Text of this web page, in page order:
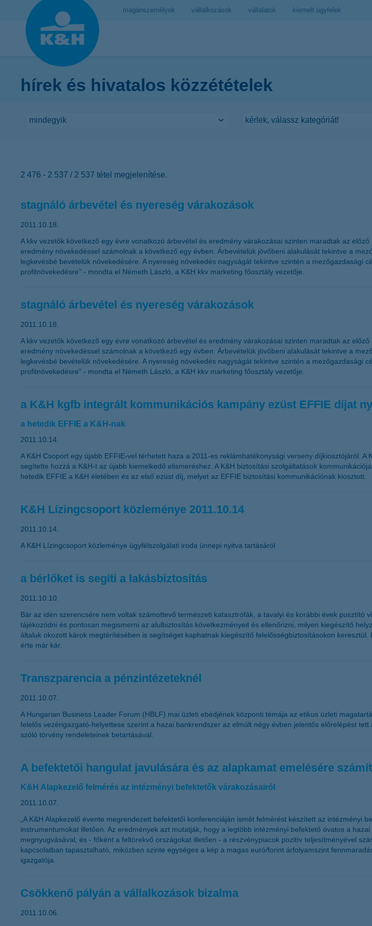
magánszemélyek vállalkozások vállalatok kiemelt ügyfelek
hírek és hivatalos közzétételek
2 476 - 2 537 / 2 537 tétel megjelenítése.
stagnáló árbevétel és nyereség várakozások
2011.10.18.
A kkv vezetők következő egy évre vonatkozó árbevétel és eredmény várakozásai szinten maradtak az
eredmény növekedéssel számolnak a következő egy évben. Árbevételük jövőbeni alakulását tekintve a
legkevésbé bevételük növekedésére. A nyereség növekedés nagyságát tekintve szintén a
profitnövekedésre” - mondta el Németh László, a K&H kkv marketing főosztály vezetője.
stagnáló árbevétel és nyereség várakozások
2011.10.18.
A kkv vezetők következő egy évre vonatkozó árbevétel és eredmény várakozásai szinten maradtak az
eredmény növekedéssel számolnak a következő egy évben. Árbevételük jövőbeni alakulását tekintve a
legkevésbé bevételük növekedésére. A nyereség növekedés nagyságát tekintve szintén a
profitnövekedésre” - mondta el Németh László, a K&H kkv marketing főosztály vezetője.
a K&H kgfb integrált kommunikációs kampány ezüst EFFIE díjat
a hetedik EFFIE a K&H-nak
2011.10.14.
A K&H Csoport egy újabb EFFIE-vel térhetett haza a 2011-es reklámhatékonysági verseny díjkiosztójáról.
segítette hozzá a K&H-t az újabb kiemelkedő elismeréshez. A K&H biztosítási szolgáltatások
hetedik EFFIE a K&H életében és az első ezüst díj, melyet az EFFIE biztosítási kommunikációnak kiosztott.
K&H Lízingcsoport közleménye 2011.10.14
2011.10.14.
A K&H Lízingcsoport közleménye ügyfélszolgálati iroda ünnepi nyitva tartásáról
a bérlőket is segíti a lakásbiztosítás
2011.10.10.
Bár az idén szerencsére nem voltak számottevő természeti katasztrófák, a tavalyi és korábbi évek
tájékozódni és pontosan megismerni az alulbiztosítás következményeit és ellenőrizni, milyen kiegészítő
általuk okozott károk megtérítésében is segítséget kaphatnak kiegészítő felelősségbiztosításokon
érte már kár.
Transzparencia a pénzintézeteknél
2011.10.07.
A Hungarian Business Leader Forum (HBLF) mai üzleti ebédjének központi témája az etikus üzleti
felelős vezérigazgató-helyettese szerint a hazai bankrendszer az elmúlt négy évben jelentős előrelépést
szóló törvény rendeleteinek betartásával.
A befektetői hangulat javulására és az alapkamat emelésére
K&H Alapkezelő felmérés az intézményi befektetők várakozásairól
2011.10.07.
„A K&H Alapkezelő évente megrendezett befektetői konferenciáján ismét felmérést készített az
instrumentumokat illetően. Az eredmények azt mutatják, hogy a legtöbb intézményi befektető óvatos a
megnyugvásával, és - főként a feltörekvő országokat illetően - a részvénypiacok pozitív teljesítményével
kapcsolatban tapasztalható, miközben szinte egységes a kép a magas euró/forint árfolyamszint
igazgatója.
Csökkenő pályán a vállalkozások bizalma
2011.10.06.